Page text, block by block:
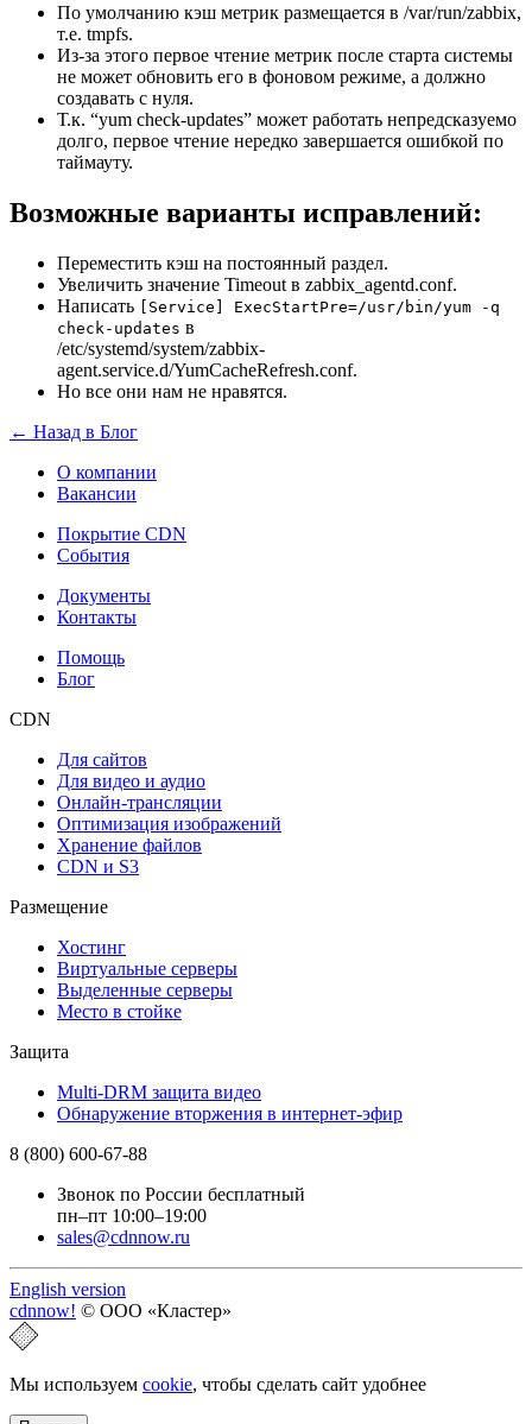
По умолчанию кэш метрик размещается в /var/run/zabbix,
т.е. tmpfs.
Из-за этого первое чтение метрик после старта системы
не может обновить его в фоновом режиме, а должно
создавать с нуля.
Т.к. “yum check-updates” может работать непредсказуемо
долго, первое чтение нередко завершается ошибкой по
таймауту.
Возможные варианты исправлений:
Переместить кэш на постоянный раздел.
Увеличить значение Timeout в zabbix_agentd.conf.
Написать [Service] ExecStartPre=/usr/bin/yum -q
check-updates в
/etc/systemd/system/zabbix-
agent.service.d/YumCacheRefresh.conf.
Но все они нам не нравятся.
← Назад в Блог
О компании
Вакансии
Покрытие CDN
События
Документы
Контакты
Помощь
Блог
CDN
Для сайтов
Для видео и аудио
Онлайн-трансляции
Оптимизация изображений
Хранение файлов
CDN и S3
Размещение
Хостинг
Виртуальные серверы
Выделенные серверы
Место в стойке
Защита
Multi-DRM защита видео
Обнаружение вторжения в интернет-эфир
8 (800) 600-67-88
Звонок по России бесплатный
пн–пт 10:00–19:00
sales@cdnnow.ru
English version
cdnnow! © ООО «Кластер»
Мы используем cookie, чтобы сделать сайт удобнее